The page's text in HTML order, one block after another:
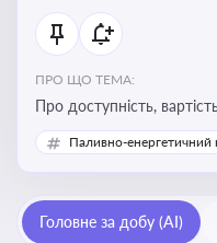
ПРО ЩО ТЕМА:
Про доступність,
енергопостачання для
стабільність
Паливно-енергетичний
Головне за добу (AI)